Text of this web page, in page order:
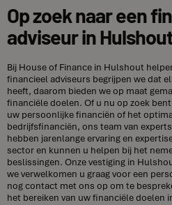
Op zoek naar een
adviseur in
Bij House of Finance in Hulshout
financieel adviseurs begrijpen we dat
heeft, daarom bieden we op maat
financiële doelen. Of u nu op zoek
uw persoonlijke financiën of het
bedrijfsfinanciën, ons team van
hebben jarenlange ervaring en
sector en kunnen u helpen bij het
beslissingen. Onze vestiging in
we verwelkomen u graag voor een
nog contact met ons op om te
het bereiken van uw financiële doelen